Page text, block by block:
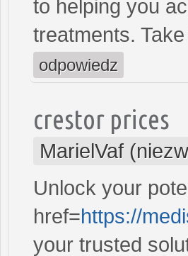
to helping you
treatments.
odpowiedz
crestor prices
MarielVaf
Unlock your
href=https://
your trusted